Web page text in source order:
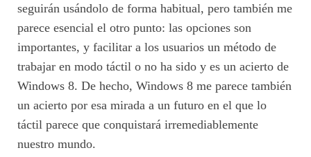
seguirán usándolo de forma habitual, pero también me
parece esencial el otro punto: las opciones son
importantes, y facilitar a los usuarios un método de
trabajar en modo táctil o no ha sido y es un acierto de
Windows 8. De hecho, Windows 8 me parece también
un acierto por esa mirada a un futuro en el que lo
táctil parece que conquistará irremediablemente
nuestro mundo.